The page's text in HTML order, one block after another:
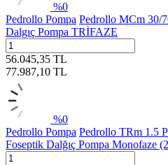
%0
Pedrollo Pompa Pedrollo MCm 30/
Dalgıç Pompa TRİFAZE
56.045,35 TL
77.987,10 TL
%0
Pedrollo Pompa Pedrollo TRm 1.5
Foseptik Dalğıç Pompa Monofaze